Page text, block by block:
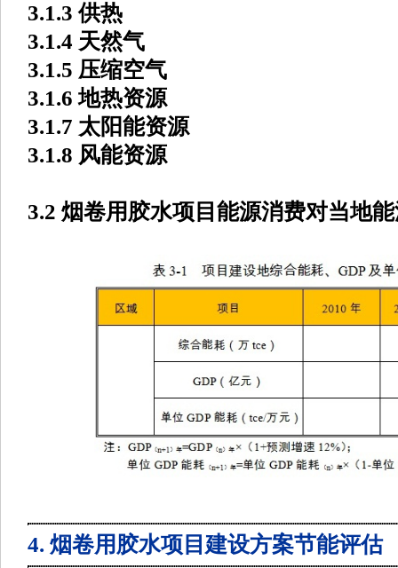
3.1.3 供热
3.1.4 天然气
3.1.5 压缩空气
3.1.6 地热资源
3.1.7 太阳能资源
3.1.8 风能资源
3.2 烟卷用胶水项目能源消费对当地
4. 烟卷用胶水项目建设方案节能评估